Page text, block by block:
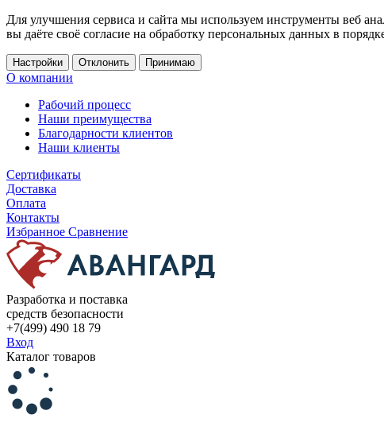
Для улучшения сервиса и сайта мы используем инструменты веб
вы даёте своё согласие на обработку персональных данных в
Настройки Отклонить Принимаю
О компании
Рабочий процесс
Наши преимущества
Благодарности клиентов
Наши клиенты
Сертификаты
Доставка
Оплата
Контакты
Избранное Сравнение
Разработка и поставка
средств безопасности
+7(499) 490 18 79
Вход
Каталог товаров